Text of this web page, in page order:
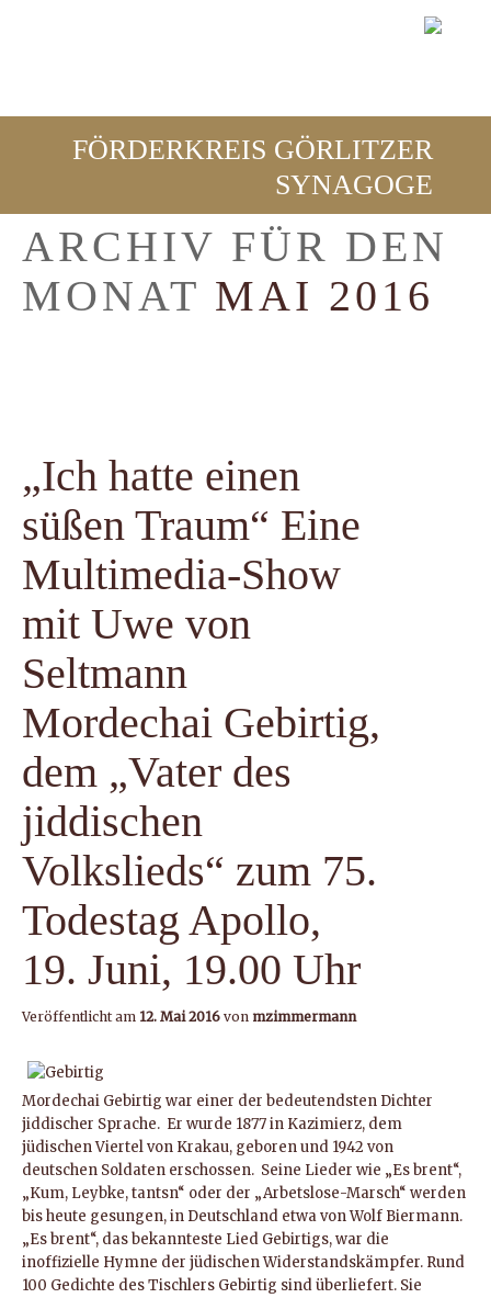
FÖRDERKREIS GÖRLITZER
SYNAGOGE
ARCHIV FÜR DEN
MONAT MAI 2016
„Ich hatte einen
süßen Traum“ Eine
Multimedia-Show
mit Uwe von
Seltmann
Mordechai Gebirtig,
dem „Vater des
jiddischen
Volkslieds“ zum 75.
Todestag Apollo,
19. Juni, 19.00 Uhr
Veröffentlicht am 12. Mai 2016 von mzimmermann
Mordechai Gebirtig war einer der bedeutendsten Dichter
jiddischer Sprache. Er wurde 1877 in Kazimierz, dem
jüdischen Viertel von Krakau, geboren und 1942 von
deutschen Soldaten erschossen. Seine Lieder wie „Es brent“,
„Kum, Leybke, tantsn“ oder der „Arbetslose-Marsch“ werden
bis heute gesungen, in Deutschland etwa von Wolf Biermann.
„Es brent“, das bekannteste Lied Gebirtigs, war die
inoffizielle Hymne der jüdischen Widerstandskämpfer. Rund
100 Gedichte des Tischlers Gebirtig sind überliefert. Sie